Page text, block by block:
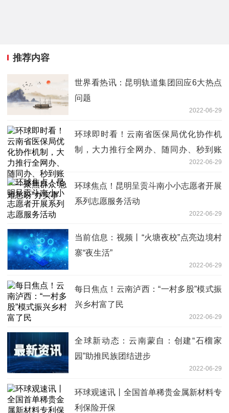
推荐内容
世界看热讯：昆明轨道集团回应6大热点
问题
2022-06-29
环球即时看！云南省医保局优化协作机
制，大力推行全网办、随同办、秒到账
2022-06-29
环球焦点！昆明呈贡斗南小小志愿者开展
系列志愿服务活动
2022-06-29
当前信息：视频丨“火塘夜校”点亮边境村
寨“夜生活”
2022-06-29
每日焦点！云南泸西：“一村多股”模式振
兴乡村富了民
2022-06-29
全球新动态：云南蒙自：创建“石榴家
园”助推民族团结进步
2022-06-29
环球观速讯丨全国首单稀贵金属新材料专
利保险开保